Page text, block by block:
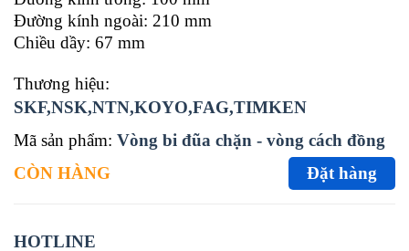
Đường kính ngoài: 210 mm
Chiều dầy: 67 mm
Thương hiệu:
SKF,NSK,NTN,KOYO,FAG,TIMKEN
Mã sản phẩm: Vòng bi đũa chặn - vòng cách đồng
CÒN HÀNG
Đặt hàng
HOTLINE